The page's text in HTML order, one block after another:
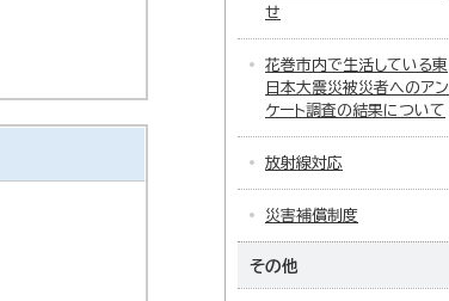
せ
花巻市内で生活している東
日本大震災被災者へのアン
ケート調査の結果について
放射線対応
災害補償制度
その他